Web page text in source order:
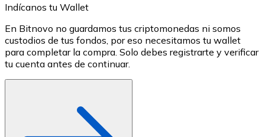
Tienda - Tarjetas regalo
Nuevo
Compra tarjetas regalo de tus marcas favoritas con
Ir a la tienda de tarjetas regalo
Indícanos tu Wallet
En Bitnovo no guardamos tus criptomonedas ni somos
custodios de tus fondos, por eso necesitamos tu wallet
para completar la compra. Solo debes registrarte y verificar
tu cuenta antes de continuar.